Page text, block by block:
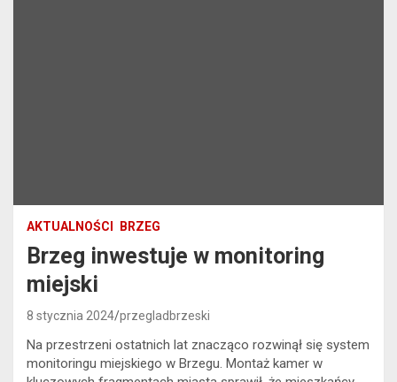
AKTUALNOŚCI BRZEG
Brzeg inwestuje w monitoring
miejski
8 stycznia 2024 przegladbrzeski
Na przestrzeni ostatnich lat znacząco rozwinął się system
monitoringu miejskiego w Brzegu. Montaż kamer w